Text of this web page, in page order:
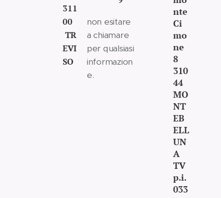
311
00
TR
EVI
SO
non esitare
a chiamare
per qualsiasi
informazion
e.
nte
Ci
mo
ne
8
310
44
MO
NT
EB
ELL
UN
A
TV
p.i.
033